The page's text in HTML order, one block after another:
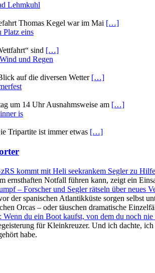
Lehmkuhl
Thomas Kegel war im Mai […]
Platz eins
sind […]
und Regen
auf die diversen Wetter […]
um 14 Uhr Ausnahmsweise am […]
is
Tripartite ist immer etwas […]
kommt mit Heli seekrankem Segler zu Hilfe
ernsthaften Notfall führen kann, zeigt ein
– Forscher und Segler rätseln über neues
der spanischen Atlantikküste sorgen selbst
Orcas – oder täuschen dramatische
Wenn du ein Boot kaufst, von dem du noch
für Kleinkreuzer. Und ich dachte,
habe.